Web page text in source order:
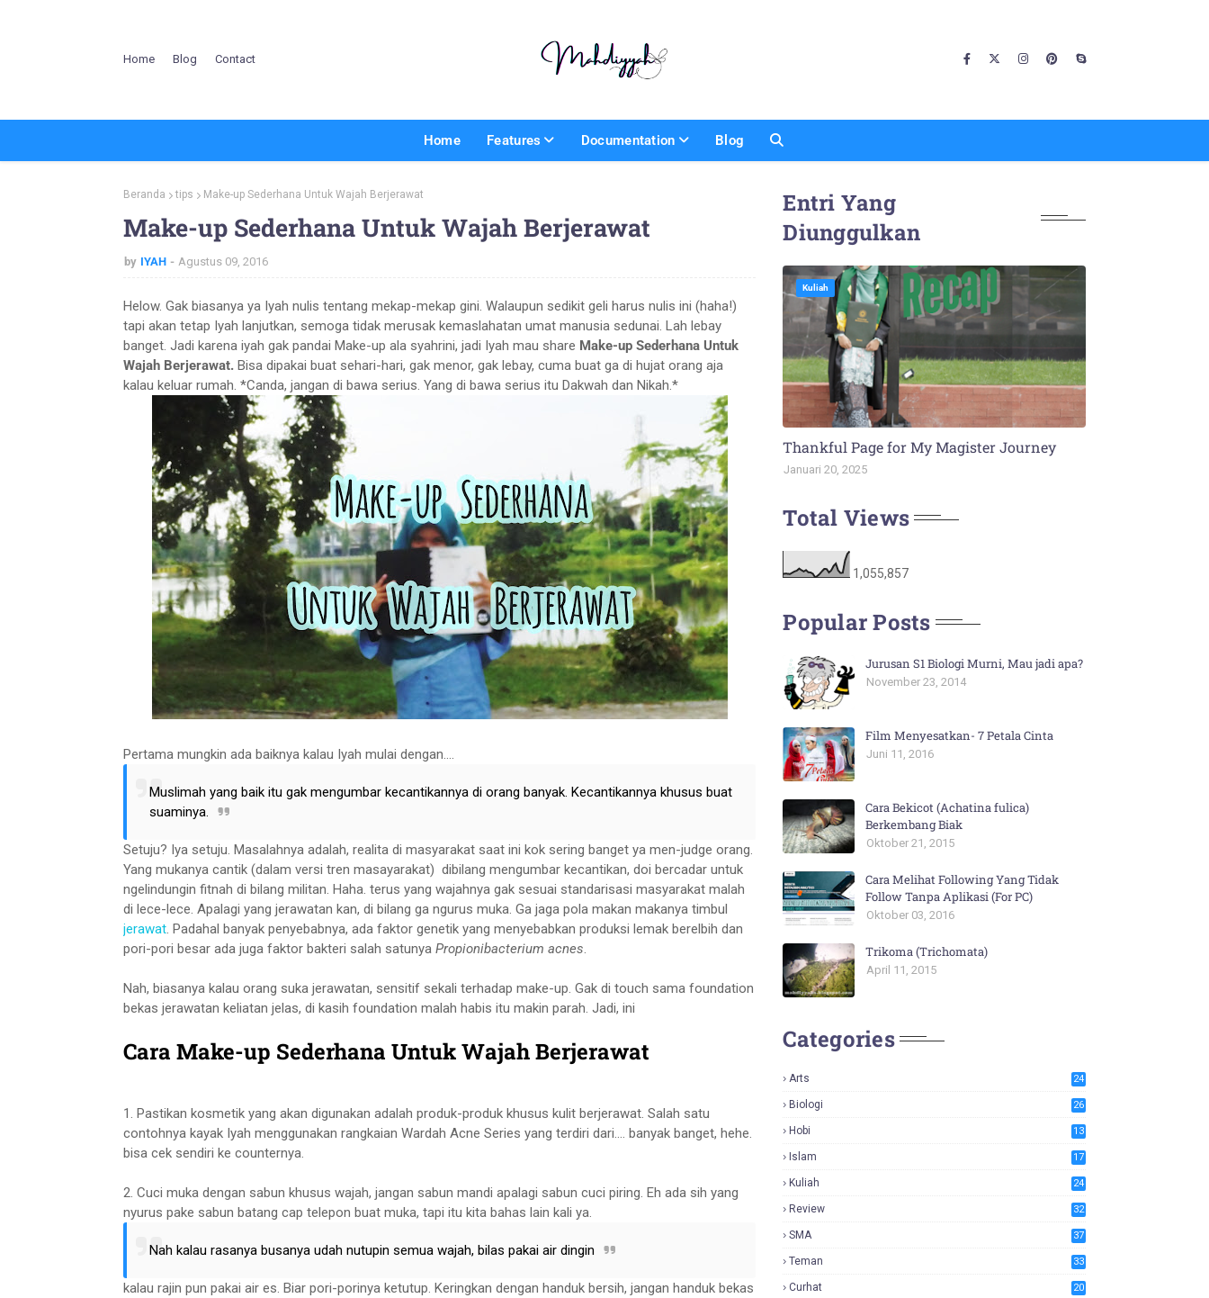
Home Blog Contact
Home Features Documentation Blog
Beranda tips Make-up Sederhana Untuk Wajah Berjerawat
Make-up Sederhana Untuk Wajah Berjerawat
by IYAH Agustus 09, 2016
Helow. Gak biasanya ya Iyah nulis tentang mekap-mekap gini. Walaupun sedikit geli harus nulis ini (haha!)
tapi akan tetap Iyah lanjutkan, semoga tidak merusak kemaslahatan umat manusia sedunai. Lah lebay
banget. Jadi karena iyah gak pandai Make-up ala syahrini, jadi Iyah mau share Make-up Sederhana Untuk
Wajah Berjerawat. Bisa dipakai buat sehari-hari, gak menor, gak lebay, cuma buat ga di hujat orang aja
kalau keluar rumah. *Canda, jangan di bawa serius. Yang di bawa serius itu Dakwah dan Nikah.*
Pertama mungkin ada baiknya kalau Iyah mulai dengan....
Muslimah yang baik itu gak mengumbar kecantikannya di orang banyak. Kecantikannya khusus buat
suaminya.
Setuju? Iya setuju. Masalahnya adalah, realita di masyarakat saat ini kok sering banget ya men-judge orang.
Yang mukanya cantik (dalam versi tren masayarakat) dibilang mengumbar kecantikan, doi bercadar untuk
ngelindungin fitnah di bilang militan. Haha. terus yang wajahnya gak sesuai standarisasi masyarakat malah
di lece-lece. Apalagi yang jerawatan kan, di bilang ga ngurus muka. Ga jaga pola makan makanya timbul
jerawat. Padahal banyak penyebabnya, ada faktor genetik yang menyebabkan produksi lemak berelbih dan
pori-pori besar ada juga faktor bakteri salah satunya Propionibacterium acnes.
Nah, biasanya kalau orang suka jerawatan, sensitif sekali terhadap make-up. Gak di touch sama foundation
bekas jerawatan keliatan jelas, di kasih foundation malah habis itu makin parah. Jadi, ini
Cara Make-up Sederhana Untuk Wajah Berjerawat
1. Pastikan kosmetik yang akan digunakan adalah produk-produk khusus kulit berjerawat. Salah satu
contohnya kayak Iyah menggunakan rangkaian Wardah Acne Series yang terdiri dari.... banyak banget, hehe.
bisa cek sendiri ke counternya.
2. Cuci muka dengan sabun khusus wajah, jangan sabun mandi apalagi sabun cuci piring. Eh ada sih yang
nyurus pake sabun batang cap telepon buat muka, tapi itu kita bahas lain kali ya.
Nah kalau rasanya busanya udah nutupin semua wajah, bilas pakai air dingin
kalau rajin pun pakai air es. Biar pori-porinya ketutup. Keringkan dengan handuk bersih, jangan handuk bekas
Entri Yang
Diunggulkan
Kuliah
Thankful Page for My Magister Journey
Januari 20, 2025
Total Views
1,055,857
Popular Posts
Jurusan S1 Biologi Murni, Mau jadi apa?
November 23, 2014
Film Menyesatkan- 7 Petala Cinta
Juni 11, 2016
Cara Bekicot (Achatina fulica)
Berkembang Biak
Oktober 21, 2015
Cara Melihat Following Yang Tidak
Follow Tanpa Aplikasi (For PC)
Oktober 03, 2016
Trikoma (Trichomata)
April 11, 2015
Categories
Arts 24
Biologi 26
Hobi 13
Islam 17
Kuliah 24
Review 32
SMA 37
Teman 33
Curhat 20